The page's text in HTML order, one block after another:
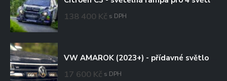
138 400 Kč s DPH
17 600 Kč s DPH